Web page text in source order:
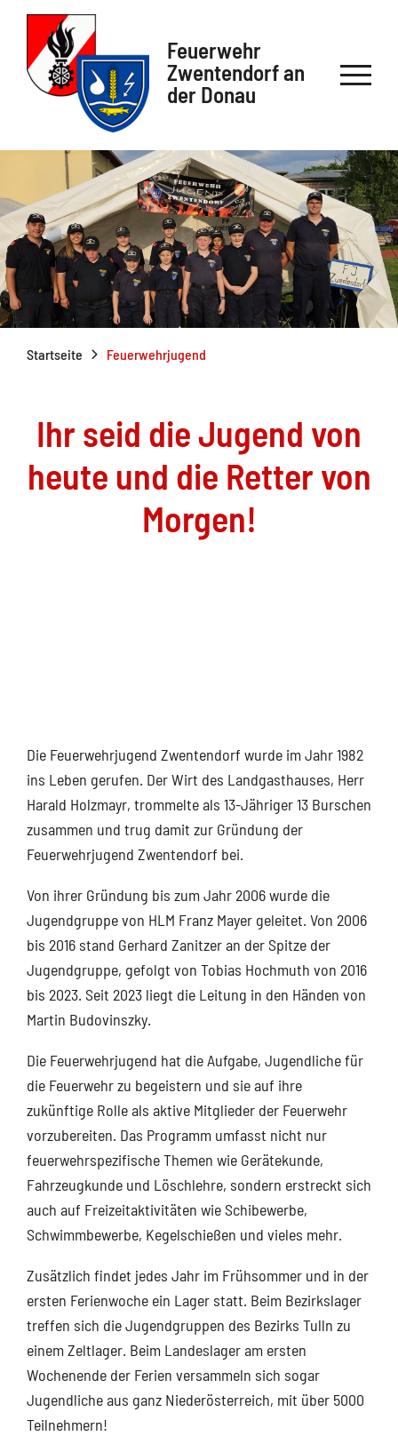
Feuerwehr
Zwentendorf an
der Donau
Startseite Feuerwehrjugend
Ihr seid die Jugend von
heute und die Retter von
Morgen!
Die Feuerwehrjugend Zwentendorf wurde im Jahr 1982
ins Leben gerufen. Der Wirt des Landgasthauses, Herr
Harald Holzmayr, trommelte als 13-Jähriger 13 Burschen
zusammen und trug damit zur Gründung der
Feuerwehrjugend Zwentendorf bei.
Von ihrer Gründung bis zum Jahr 2006 wurde die
Jugendgruppe von HLM Franz Mayer geleitet. Von 2006
bis 2016 stand Gerhard Zanitzer an der Spitze der
Jugendgruppe, gefolgt von Tobias Hochmuth von 2016
bis 2023. Seit 2023 liegt die Leitung in den Händen von
Martin Budovinszky.
Die Feuerwehrjugend hat die Aufgabe, Jugendliche für
die Feuerwehr zu begeistern und sie auf ihre
zukünftige Rolle als aktive Mitglieder der Feuerwehr
vorzubereiten. Das Programm umfasst nicht nur
feuerwehrspezifische Themen wie Gerätekunde,
Fahrzeugkunde und Löschlehre, sondern erstreckt sich
auch auf Freizeitaktivitäten wie Schibewerbe,
Schwimmbewerbe, Kegelschießen und vieles mehr.
Zusätzlich findet jedes Jahr im Frühsommer und in der
ersten Ferienwoche ein Lager statt. Beim Bezirkslager
treffen sich die Jugendgruppen des Bezirks Tulln zu
einem Zeltlager. Beim Landeslager am ersten
Wochenende der Ferien versammeln sich sogar
Jugendliche aus ganz Niederösterreich, mit über 5000
Teilnehmern!